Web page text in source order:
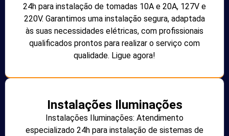
24h para instalação de tomadas 10A e 20A, 127V e
220V. Garantimos uma instalação segura, adaptada
às suas necessidades elétricas, com profissionais
qualificados prontos para realizar o serviço com
qualidade. Ligue agora!
Instalações Iluminações
Instalações Iluminações: Atendimento
especializado 24h para instalação de sistemas de